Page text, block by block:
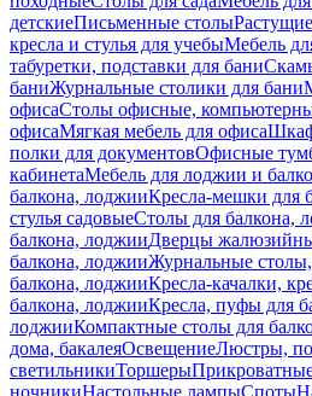
детскиеПисьменные столы
кресла и стулья для учебыМебель
табуретки, подставки для бани
баниЖурнальные столики для бани
офисаСтолы офисные,
офисаМягкая мебель для офиса
полки для документовОфисные
кабинетаМебель для лоджии и
балкона, лоджииКресла-мешки для
стулья садовыеСтолы для балкона,
балкона, лоджииДверцы
балкона, лоджииЖурнальные
балкона, лоджииКресла-качалки,
балкона, лоджииКресла, пуфы для
лоджииКомпактные столы для
дома, бакалеяОсвещениеЛюстры,
светильникиТоршеры
ночникиНастольные лампыСпоты